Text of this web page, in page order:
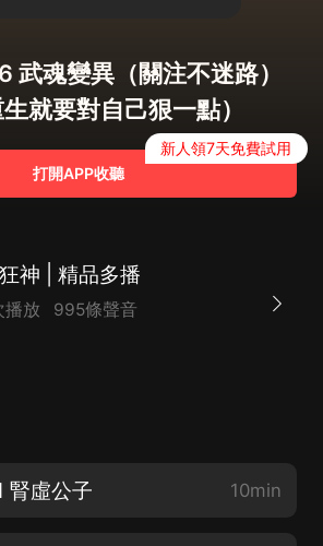
武魂變異（關注不迷路）
就要對自己狠一點）
打開APP收聽
新人領7天免費試用
神 | 精品多播
播放 995條聲音
腎虛公子 10min